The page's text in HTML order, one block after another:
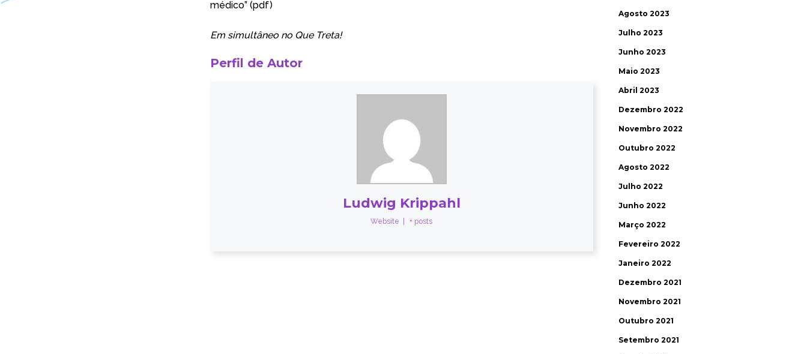
médico” (pdf)
Em simultâneo no Que Treta!
Perfil de Autor
Ludwig Krippahl
Website + posts
Agosto 2023
Julho 2023
Junho 2023
Maio 2023
Abril 2023
Dezembro 2022
Novembro 2022
Outubro 2022
Agosto 2022
Julho 2022
Junho 2022
Março 2022
Fevereiro 2022
Janeiro 2022
Dezembro 2021
Novembro 2021
Outubro 2021
Setembro 2021